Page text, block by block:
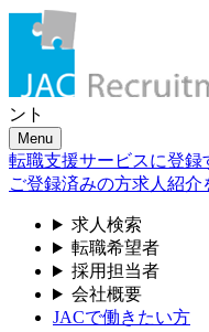
ント
Menu
転職支援サービスに登録
ご登録済みの方求人紹介
求人検索
転職希望者
採用担当者
会社概要
JACで働きたい方